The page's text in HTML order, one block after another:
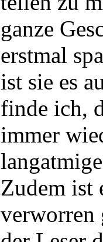
ganze
erstmal
ist sie es
finde ich,
immer
Zudem ist
verworren